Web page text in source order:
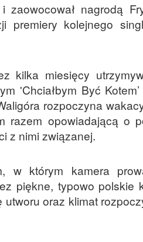
zaowocował nagrodą
premiery kolejnego
kilka miesięcy
'Chciałbym Być Kotem’
rozpoczyna
razem opowiadającą o
z nimi związanej.
w którym kamera
piękne, typowo polskie
oraz klimat